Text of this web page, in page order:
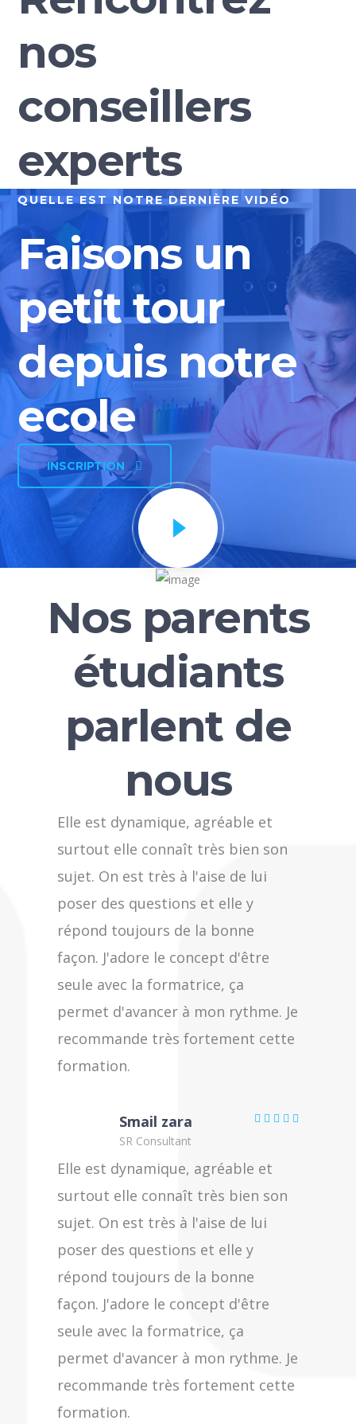
nos
conseillers
experts
QUELLE EST NOTRE DERNIÈRE VIDÉO
Faisons un
petit tour
depuis notre
ecole
INSCRIPTION
Nos parents
étudiants
parlent de
nous
Elle est dynamique, agréable et
surtout elle connaît très bien son
sujet. On est très à l'aise de lui
poser des questions et elle y
répond toujours de la bonne
façon. J'adore le concept d'être
seule avec la formatrice, ça
permet d'avancer à mon rythme. Je
recommande très fortement cette
formation.
Smail zara
SR Consultant
Elle est dynamique, agréable et
surtout elle connaît très bien son
sujet. On est très à l'aise de lui
poser des questions et elle y
répond toujours de la bonne
façon. J'adore le concept d'être
seule avec la formatrice, ça
permet d'avancer à mon rythme. Je
recommande très fortement cette
formation.